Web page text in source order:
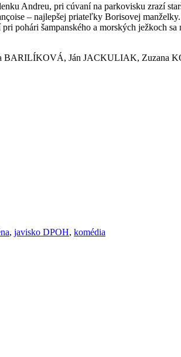
Andreu, pri cúvaní na parkovisku zrazí
– najlepšej priateľky Borisovej
pohári šampanského a morských ježkoch
BARILÍKOVÁ, Ján JACKULIAK, Zuzana
, javisko DPOH, komédia